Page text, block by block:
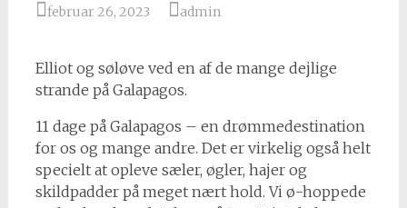
februar 26, 2023 admin
Elliot og søløve ved en af de mange dejlige
strande på Galapagos.
11 dage på Galapagos – en drømmedestination
for os og mange andre. Det er virkelig også helt
specielt at opleve sæler, øgler, hajer og
skildpadder på meget nært hold. Vi ø-hoppede